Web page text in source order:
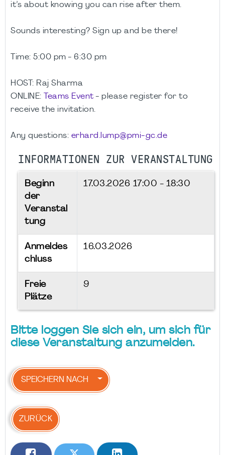
it’s about knowing you can rise after them.
Sounds interesting? Sign up and be there!
Time: 5:00 pm - 6:30 pm
HOST: Raj Sharma
ONLINE:
Teams Event - please register for to
receive the invitation.
Any questions: erhard.lump@pmi-gc.de
INFORMATIONEN ZUR VERANSTALTUNG
Beginn
der
Veranstal
tung
17.03.2026 17:00 - 18:30
Anmeldes
chluss
16.03.2026
Freie
Plätze
9
Bitte loggen Sie sich ein, um sich für
diese Veranstaltung anzumelden.
SPEICHERN NACH
ZURÜCK